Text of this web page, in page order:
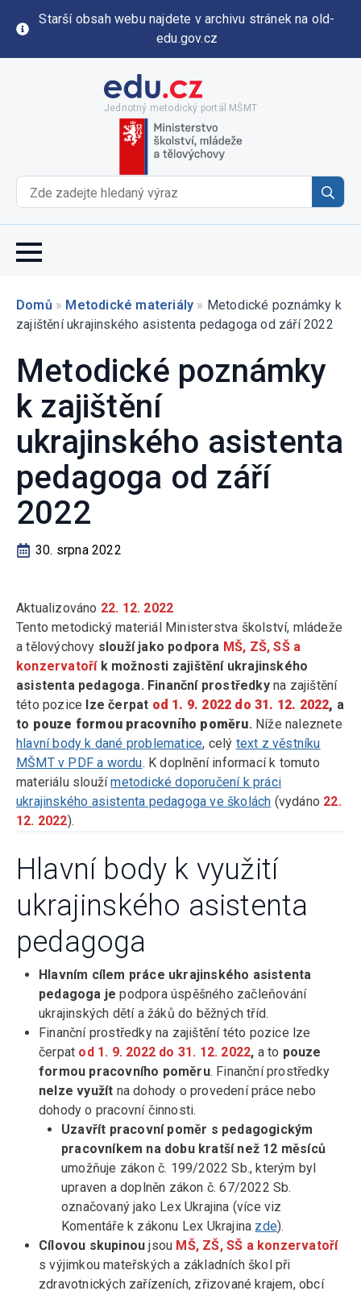
Starší obsah webu najdete v archivu stránek na old-
edu.gov.cz
Jednotný metodický portál MŠMT
for:
Domů » Metodické materiály » Metodické poznámky k
zajištění ukrajinského asistenta pedagoga od září 2022
Metodické poznámky
k zajištění
ukrajinského asistenta
pedagoga od září
2022
30. srpna 2022
Aktualizováno 22. 12. 2022
Tento metodický materiál Ministerstva školství, mládeže
a tělovýchovy slouží jako podpora MŠ, ZŠ, SŠ a
konzervatořík možnosti zajištění ukrajinského
asistenta pedagoga. Finanční prostředky na zajištění
této pozice lze čerpat od 1. 9. 2022 do 31. 12. 2022, a
to pouze formou pracovního poměru. Níže naleznete
hlavní body k dané problematice, celý text z věstníku
MŠMT v PDF a wordu. K doplnění informací k tomuto
materiálu sloužímetodické doporučení k práci
ukrajinského asistenta pedagoga ve školách (vydáno 22.
12. 2022).
Hlavní body k využití
ukrajinského asistenta
pedagoga
Hlavním cílem práce ukrajinského asistenta
pedagoga je podpora úspěšného začleňování
ukrajinských dětí a žáků do běžných tříd.
Finanční prostředky na zajištění této pozice lze
čerpat od 1. 9. 2022 do 31. 12. 2022, a to pouze
formou pracovního poměru. Finanční prostředky
nelze využít na dohody o provedení práce nebo
dohody o pracovní činnosti.
Uzavřít pracovní poměr s pedagogickým
pracovníkem na dobu kratší než 12 měsíců
umožňuje zákon č. 199/2022 Sb., kterým byl
upraven a doplněn zákon č. 67/2022 Sb.
označovaný jako Lex Ukrajina (více viz
Komentáře k zákonu Lex Ukrajina zde).
Cílovou skupinou jsou MŠ, ZŠ, SŠ a konzervatoří
s výjimkou mateřských a základních škol při
zdravotnických zařízeních, zřizované krajem, obcí